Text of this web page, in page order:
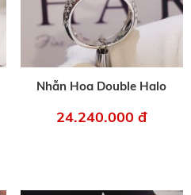
Nhẫn Hoa Double Halo
24.240.000 đ